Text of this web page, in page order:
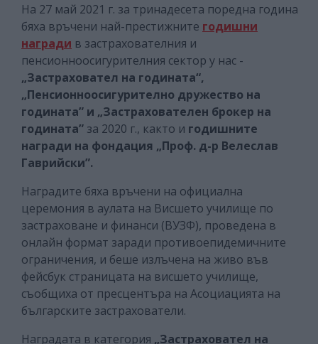
На 27 май 2021 г. за тринадесета поредна година
бяха връчени най-престижните годишни
награди в застрахователния и
пенсионноосигурителния сектор у нас -
„Застраховател на годината“,
„Пенсионноосигурително дружество на
годината” и „Застрахователен брокер на
годината” за 2020 г., както и годишните
награди на фондация „Проф. д-р Велеслав
Гаврийски”.
Наградите бяха връчени на официална
церемония в аулата на Висшето училище по
застраховане и финанси (ВУЗФ), проведена в
онлайн формат заради противоепидемичните
ограничения, и беше излъчена на живо във
фейсбук страницата на висшето училище,
съобщиха от пресцентъра на Асоциацията на
българските застрахователи.
Наградата в категория „Застраховател на